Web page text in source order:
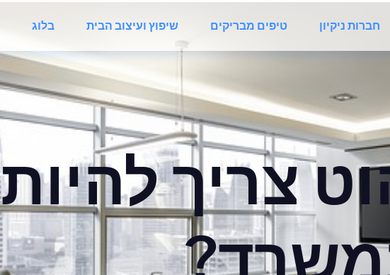
חברות ניקיון טיפים מבריקים שיפוץ ועיצוב הבית בלוג
צריך להיות